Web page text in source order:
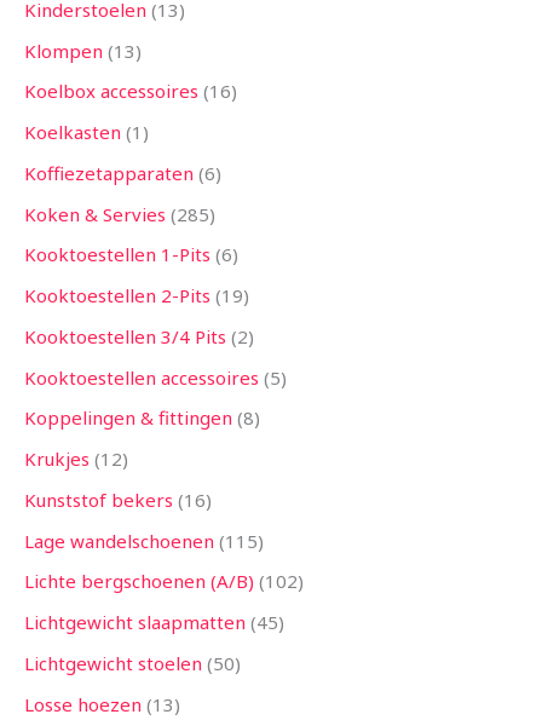
Kinderstoelen 13
Klompen 13
Koelbox accessoires 16
Koelkasten 1
Koffiezetapparaten 6
Koken & Servies 285
Kooktoestellen 1-Pits 6
Kooktoestellen 2-Pits 19
Kooktoestellen 3/4 Pits 2
Kooktoestellen accessoires 5
Koppelingen & fittingen 8
Krukjes 12
Kunststof bekers 16
Lage wandelschoenen 115
Lichte bergschoenen (A/B) 102
Lichtgewicht slaapmatten 45
Lichtgewicht stoelen 50
Losse hoezen 13